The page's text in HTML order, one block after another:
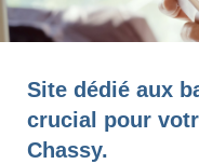
Site dédié aux
crucial pour
Chassy.